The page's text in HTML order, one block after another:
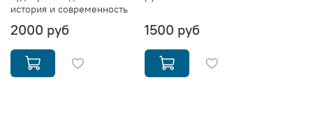
история и современность
2000 руб 1500 руб